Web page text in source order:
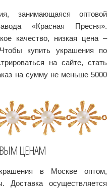
занимающаяся оптовой
«Красная Пресня».
качество, низкая цена –
купить украшения по
на сайте, стать
на сумму не меньше 5000
ЦЕНАМ
в Москве оптом,
Доставка осуществляется